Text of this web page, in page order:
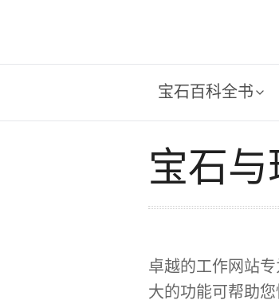
宝石百科全书
宝石
卓越的工作网站
大的功能可帮助